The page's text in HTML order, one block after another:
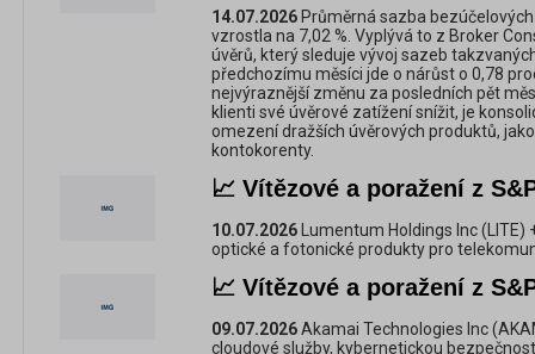
14.07.2026 Průměrná sazba
vzrostla na 7,02 %. Vyplývá to z Broker
úvěrů, který sleduje vývoj sazeb
předchozímu měsíci jde o nárůst o 0,78
nejvýraznější změnu za posledních pět
klienti své úvěrové zatížení snížit, je
omezení dražších úvěrových produktů,
kontokorenty.
📈 Vítězové a poražení z
10.07.2026 Lumentum Holdings Inc (LITE)
optické a fotonické produkty pro
📈 Vítězové a poražení z
09.07.2026Akamai Technologies Inc
cloudové služby, kybernetickou